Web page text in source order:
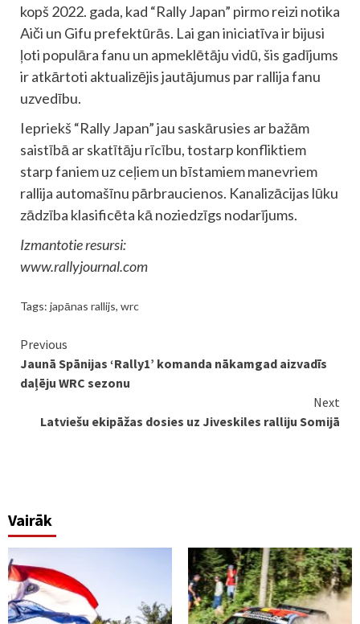
kopš 2022. gada, kad “Rally Japan” pirmo reizi notika
Aiči un Gifu prefektūrās. Lai gan iniciatīva ir bijusi
ļoti populāra fanu un apmeklētāju vidū, šis gadījums
ir atkārtoti aktualizējis jautājumus par rallija fanu
uzvedību.
Iepriekš “Rally Japan” jau saskārusies ar bažām
saistībā ar skatītāju rīcību, tostarp konfliktiem
starp faniem uz ceļiem un bīstamiem manevriem
rallija automašīnu pārbraucienos. Kanalizācijas lūku
zādzība klasificēta kā noziedzīgs nodarījums.
Izmantotie resursi:
www.rallyjournal.com
Tags: japānas rallijs, wrc
Continue
Reading
Previous
Jaunā Spānijas ‘Rally1’ komanda nākamgad aizvadīs
daļēju WRC sezonu
Next
Latviešu ekipāžas dosies uz Jiveskiles ralliju Somijā
Vairāk